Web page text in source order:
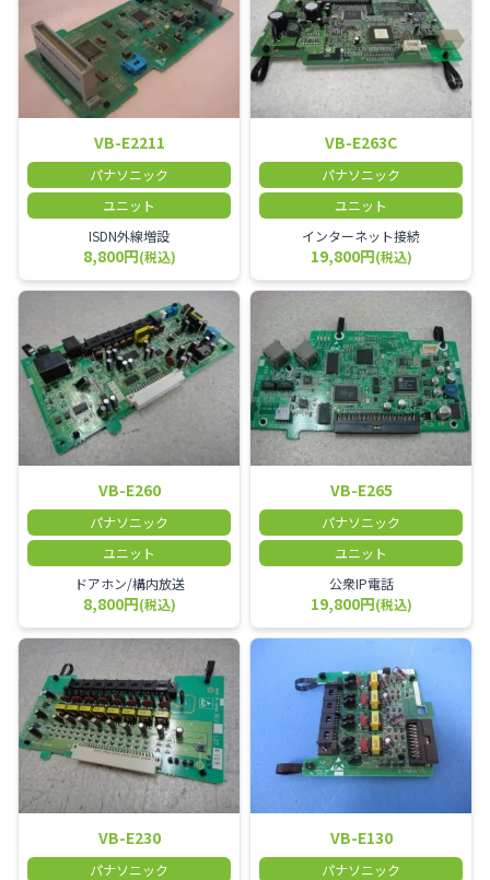
VB-E2211
パナソニック
ユニット
ISDN外線増設
8,800円(税込)
VB-E263C
パナソニック
ユニット
インターネット接続
19,800円(税込)
VB-E260
パナソニック
ユニット
ドアホン/構内放送
8,800円(税込)
VB-E265
パナソニック
ユニット
公衆IP電話
19,800円(税込)
VB-E230
パナソニック
VB-E130
パナソニック